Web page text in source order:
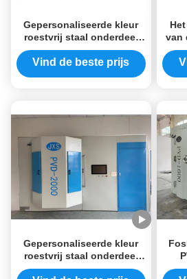
Gepersonaliseerde kleur
roestvrij staal onderdeel
fysieke damp afzetting
machine
Vind de beste prijs
van
Gepersonaliseerde kleur
roestvrij staal onderdeel
fysieke damp afzetting